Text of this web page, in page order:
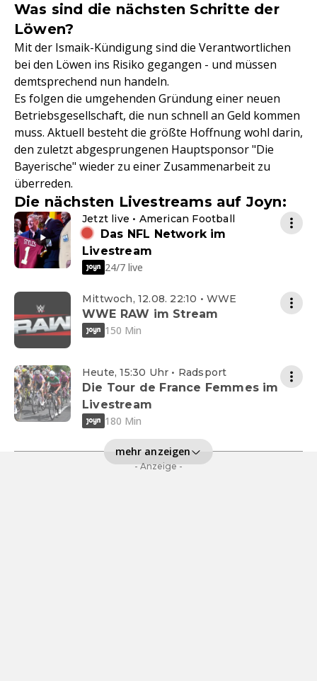
Was sind die nächsten Schritte der
Löwen?
Mit der Ismaik-Kündigung sind die Verantwortlichen
bei den Löwen ins Risiko gegangen - und müssen
demtsprechend nun handeln.
Es folgen die umgehenden Gründung einer neuen
Betriebsgesellschaft, die nun schnell an Geld kommen
muss. Aktuell besteht die größte Hoffnung wohl darin,
den zuletzt abgesprungenen Hauptsponsor "Die
Bayerische" wieder zu einer Zusammenarbeit zu
überreden.
Die nächsten Livestreams auf Joyn:
Jetzt live • American Football
Das NFL Network im
Livestream
24/7 live
Mittwoch, 12.08. 22:10 • WWE
WWE RAW im Stream
150 Min
Heute, 15:30 Uhr • Radsport
Die Tour de France Femmes im
Livestream
180 Min
mehr anzeigen
- Anzeige -